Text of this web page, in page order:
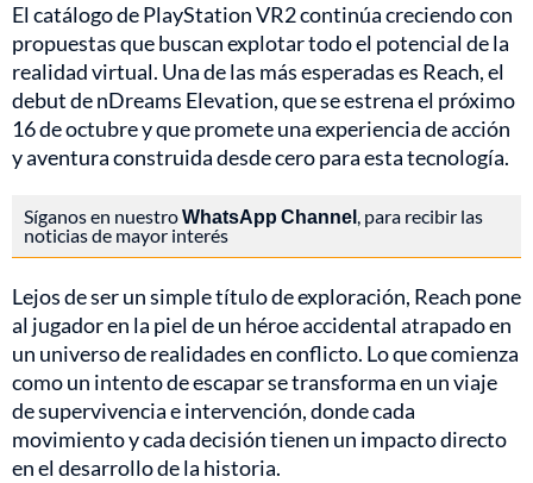
El catálogo de PlayStation VR2 continúa creciendo con
propuestas que buscan explotar todo el potencial de la
realidad virtual. Una de las más esperadas es Reach, el
debut de nDreams Elevation, que se estrena el próximo
16 de octubre y que promete una experiencia de acción
y aventura construida desde cero para esta tecnología.
Síganos en nuestroWhatsApp Channel, para recibir las
noticias de mayor interés
Lejos de ser un simple título de exploración, Reach pone
al jugador en la piel de un héroe accidental atrapado en
un universo de realidades en conflicto. Lo que comienza
como un intento de escapar se transforma en un viaje
de supervivencia e intervención, donde cada
movimiento y cada decisión tienen un impacto directo
en el desarrollo de la historia.